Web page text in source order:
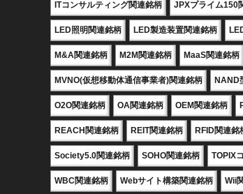
ITコンサルティング関連銘柄 JPXプライム150
LED照明関連銘柄 LED製造装置関連銘柄
M&A関連銘柄 M2M関連銘柄 MaaS関連銘柄
MVNO(仮想移動体通信事業者)関連銘柄 NAND
O2O関連銘柄 OA関連銘柄 OEM関連銘柄
REACH関連銘柄 REIT関連銘柄 RFID関連銘
Society5.0関連銘柄 SOHO関連銘柄 TOPIX
WBC関連銘柄 Webサイト構築関連銘柄 Wii